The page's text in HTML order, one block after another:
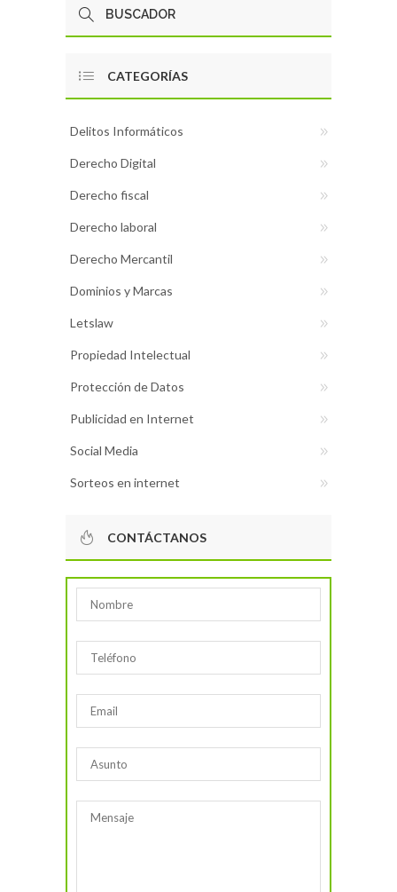
CATEGORÍAS
Delitos Informáticos
Derecho Digital
Derecho fiscal
Derecho laboral
Derecho Mercantil
Dominios y Marcas
Letslaw
Propiedad Intelectual
Protección de Datos
Publicidad en Internet
Social Media
Sorteos en internet
CONTÁCTANOS